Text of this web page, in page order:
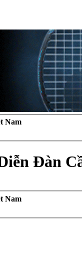
Nam
Đàn
Nam